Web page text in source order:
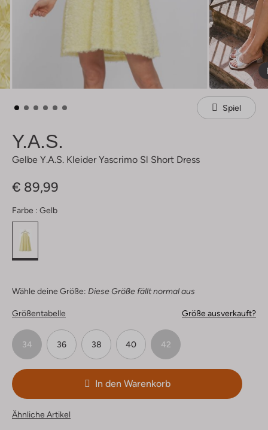
Spiel
Y.a.s.
Gelbe Y.a.s. Kleider Yascrimo Sl Short Dress
€ 89,99
Farbe : Gelb
Wähle deine Größe: Diese Größe fällt normal aus
Größentabelle Größe ausverkauft?
34 36 38 40 42
In den Warenkorb
Ähnliche Artikel